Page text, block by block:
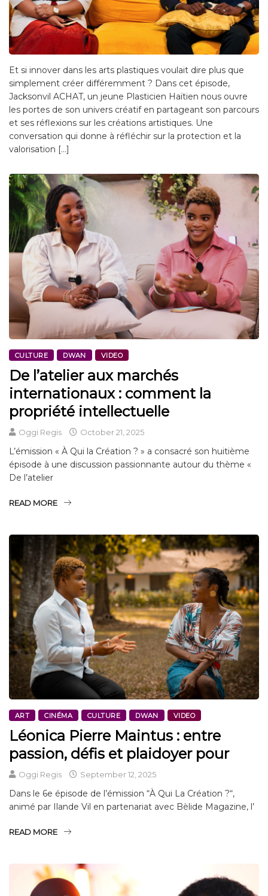
Et si innover dans les arts plastiques voulait dire plus que
simplement créer différemment ? Dans cet épisode,
Jacksonvil ACHAT, un jeune Plasticien Haïtien nous ouvre
les portes de son univers créatif en partageant son parcours
et ses réflexions sur les créations artistiques. Une
conversation qui donne à réfléchir sur la protection et la
valorisation […]
CULTURE DWAN VIDEO
De l’atelier aux marchés
internationaux : comment la
propriété intellectuelle
Oggi Regis October 21, 2025
L’émission « À Qui la Création ? » a consacré son huitième
épisode à une discussion passionnante autour du thème «
De l’atelier
READ MORE
ART CINÉMA CULTURE DWAN VIDEO
Léonica Pierre Maintus : entre
passion, défis et plaidoyer pour
Oggi Regis September 12, 2025
Dans le 6e épisode de l’émission “À Qui La Création ?“,
animé par Ilande Vil en partenariat avec Bèlide Magazine, l’
READ MORE